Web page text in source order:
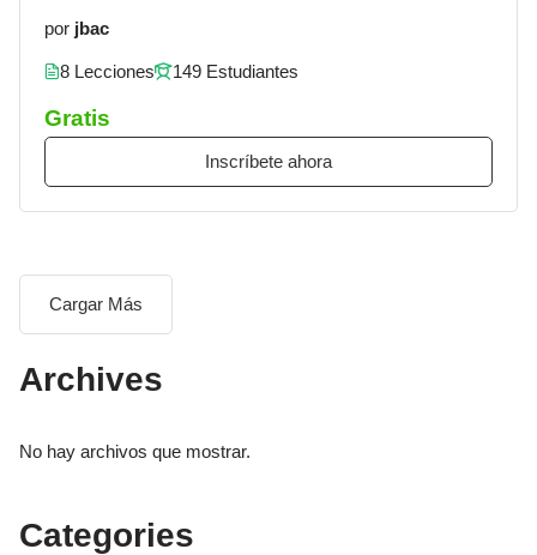
por jbac
8 Lecciones 149 Estudiantes
Gratis
Inscríbete ahora
Cargar Más
Archives
No hay archivos que mostrar.
Categories